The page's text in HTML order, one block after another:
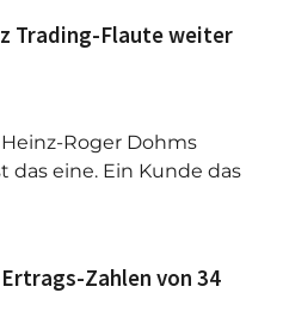
Trading-Flaute weiter
Roger Dohms
das eine. Ein Kunde das
Zahlen von 34